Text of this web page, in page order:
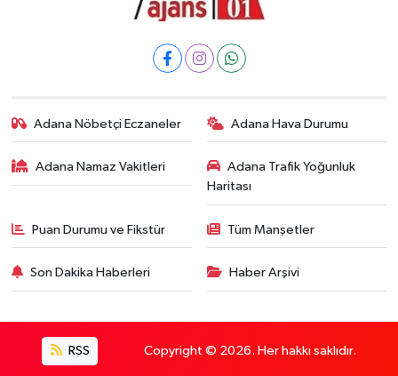
Adana Nöbetçi Eczaneler Adana Hava Durumu
Adana Namaz Vakitleri
Adana Trafik Yoğunluk
Haritası
Puan Durumu ve Fikstür Tüm Manşetler
Son Dakika Haberleri Haber Arşivi
RSS Copyright © 2026. Her hakkı saklıdır.